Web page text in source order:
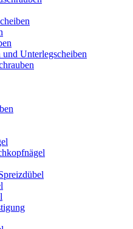
und Unterlegscheiben